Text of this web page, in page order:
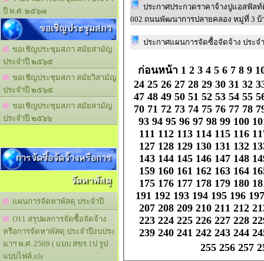
ปี พ.ศ. ๒๕๖๗
ขอเชิญประชุมสภา
ขอเชิญประชุมสภา สมัยสามัญ
ประจำปี ๒๕๖๕
ขอเชิญประชุมสภา สมัยวิสามัญ
ประจำปี ๒๕๖๕
ขอเชิญประชุมสภา สมัยสามัญ
ประจำปี ๒๕๖๖
การจัดซื้อจัดจ้างหรือการ
จัดหาพัสดุ
แผนการจัดหาพัสดุ ประจำปี
O11 สรุปผลการจัดซื้อจัดจ้าง
หรือการจัดหาพัสดุ ประจำปีงบประ
มาฯ พ.ศ. 2569 ( แบบ สขร.1ป รูป
แบบไฟล์.xls
ประกาศประกวดราคาจ้างปูแอสฟัล
002 ถนนพัฒนาการปลายคลอง หมู่ที่ 3 บ้
ประกาศแผนการจัดซื้อจัดจ้าง ประจ
ก่อนหน้า 1 2 3 4 5 6 7 8 9
24 25 26 27 28 29 30 31 32
47 48 49 50 51 52 53 54 55
70 71 72 73 74 75 76 77 78
93 94 95 96 97 98 99 100
111 112 113 114 115 116
127 128 129 130 131 132
143 144 145 146 147 148
159 160 161 162 163 164
175 176 177 178 179 180
191 192 193 194 195 196 197
207 208 209 210 211 212
223 224 225 226 227 228
239 240 241 242 243 244
255 256 257